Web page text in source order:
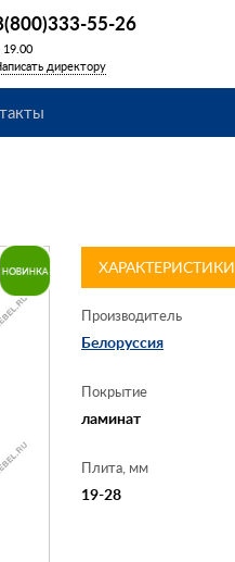
55-26
директору
ХАРАКТЕРИСТИКИ
Производитель
Белоруссия
Покрытие
ламинат
Плита, мм
19-28